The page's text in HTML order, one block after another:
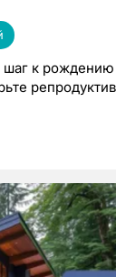
к рождению